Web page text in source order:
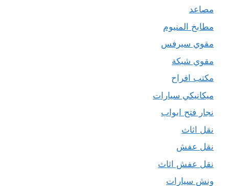
مصاعد
مطابخ المنيوم
مقوي سيرفس
مقوي شبكة
مكتب افراح
ميكانيكي سيارات
نجار فتح ابواب
نقل اثاث
نقل عفش
نقل عفش اثاث
ونش سيارات